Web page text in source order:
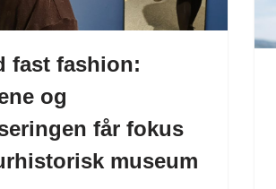
fast fashion:
og
får fokus
museum